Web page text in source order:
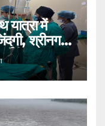
में
श्रीनगर